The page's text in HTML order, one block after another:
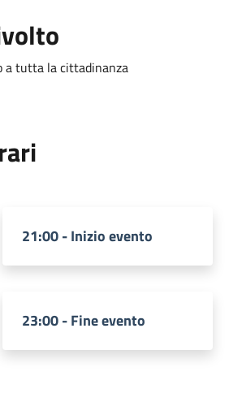
a tutta la cittadinanza
21:00 - Inizio evento
23:00 - Fine evento